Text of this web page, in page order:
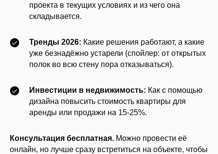
проекта в текущих условиях и из чего она
складывается.
Тренды 2026: Какие решения работают, а какие
уже безнадёжно устарели (спойлер: от открытых
полок во всю стену пора отказываться).
Инвестиции в недвижимость: Как с помощью
дизайна повысить стоимость квартиры для
аренды или продажи на 15-25%.
Консультация бесплатная. Можно провести её
онлайн, но лучше сразу встретиться на объекте, чтобы